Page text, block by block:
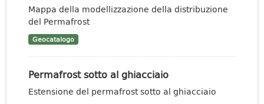
Mappa della modellizzazione della distribuzione
del Permafrost
Geocatalogo
Permafrost sotto al ghiacciaio
Estensione del permafrost sotto al ghiacciaio